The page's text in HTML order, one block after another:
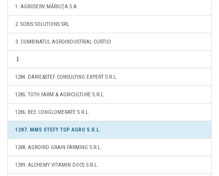
1. AGROSERV MĂRIUŢA S.A.
2. SOBIS SOLUTIONS SRL
3. COMBINATUL AGROINDUSTRIAL CURTICI
1284. DARIE&STEF CONSULTING EXPERT S.R.L.
1285. TOTH FARM & AGRICULTURE S.R.L.
1286. BEE CONGLOMERATE S.R.L.
1287. MMS STEFY TOP AGRO S.R.L.
1288. AGROIND GRAIN FARMING S.R.L.
1289. ALCHEMY VITAMIN DOCS S.R.L.